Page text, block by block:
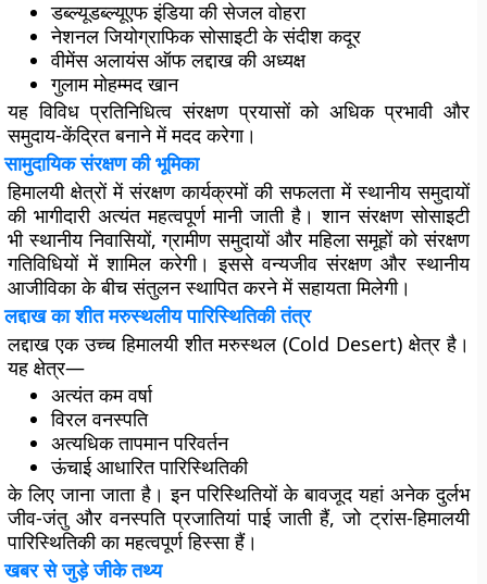
डब्ल्यूडब्ल्यूएफ इंडिया की सेजल वोहरा
नेशनल जियोग्राफिक सोसाइटी के संदीश कदूर
वीमेंस अलायंस ऑफ लद्दाख की अध्यक्ष
गुलाम मोहम्मद खान
यह विविध प्रतिनिधित्व संरक्षण प्रयासों को अधिक प्रभावी और
समुदाय-केंद्रित बनाने में मदद करेगा।
सामुदायिक संरक्षण की भूमिका
हिमालयी क्षेत्रों में संरक्षण कार्यक्रमों की सफलता में स्थानीय समुदायों
की भागीदारी अत्यंत महत्वपूर्ण मानी जाती है। शान संरक्षण सोसाइटी
भी स्थानीय निवासियों, ग्रामीण समुदायों और महिला समूहों को संरक्षण
गतिविधियों में शामिल करेगी। इससे वन्यजीव संरक्षण और स्थानीय
आजीविका के बीच संतुलन स्थापित करने में सहायता मिलेगी।
लद्दाख का शीत मरुस्थलीय पारिस्थितिकी तंत्र
लद्दाख एकउच्च हिमालयी शीत मरुस्थल (Cold Desert)क्षेत्र है।
यह क्षेत्र—
अत्यंत कम वर्षा
विरल वनस्पति
अत्यधिक तापमान परिवर्तन
ऊंचाई आधारित पारिस्थितिकी
के लिए जाना जाता है। इन परिस्थितियों के बावजूद यहां अनेक दुर्लभ
जीव-जंतु और वनस्पति प्रजातियां पाई जाती हैं, जो ट्रांस-हिमालयी
पारिस्थितिकी का महत्वपूर्ण हिस्सा हैं।
खबर से जुड़े जीके तथ्य